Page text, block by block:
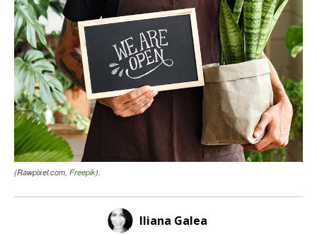
(Rawpixel.com, Freepik).
Iliana Galea